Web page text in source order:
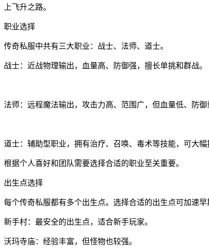
上飞升之路。
职业选择
传奇私服中共有三大职业：战士、法师、道士。
战士：近战物理输出，血量高、防御强，擅长单挑和群战。
法师：远程魔法输出，攻击力高、范围广，但血量低、防御
道士：辅助型职业，拥有治疗、召唤、毒术等技能，可大幅
根据个人喜好和团队需要选择合适的职业至关重要。
出生点选择
每个传奇私服都有多个出生点。选择合适的出生点可加速早
新手村：最安全的出生点，适合新手玩家。
沃玛寺庙：经验丰富，但怪物也较强。